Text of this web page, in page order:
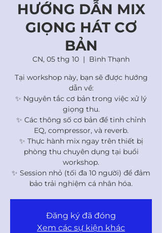
HƯỚNG DẪN MIX
GIỌNG HÁT CƠ
BẢN
CN, 05 thg 10
  |
Bình Thạnh
Tại workshop này, bạn sẽ được hướng
dẫn về:
✨ Nguyên tắc cơ bản trong việc xử lý
giọng thu.
✨ Các thông số cơ bản để tinh chỉnh
EQ, compressor, và reverb.
✨ Thực hành mix ngay trên thiết bị
phòng thu chuyên dụng tại buổi
workshop.
✨ Session nhỏ (tối đa 10 người) để đảm
bảo trải nghiệm cá nhân hóa.
Đăng ký đã đóng
Xem các sự kiện khác